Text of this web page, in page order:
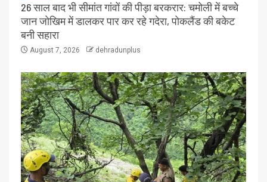
26 साल बाद भी सीमांत गांवों की पीड़ा बरकरार: चमोली में बच्चे
जान जोखिम में डालकर पार कर रहे गदेरा, पोकलैंड की बकेट
बनी सहारा
August 7, 2026 dehradunplus